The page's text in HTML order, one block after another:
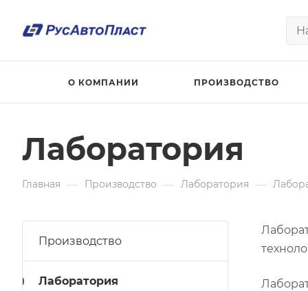
О КОМПАНИИ ПРОИЗВОДСТВО
Лаборатория
Главная — Производство — Лаборатория —
Производство
Лаборатория